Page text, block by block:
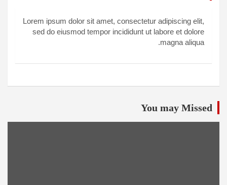
Lorem ipsum dolor sit amet, consectetur adipiscing elit,
sed do eiusmod tempor incididunt ut labore et dolore
magna aliqua.
You may Missed